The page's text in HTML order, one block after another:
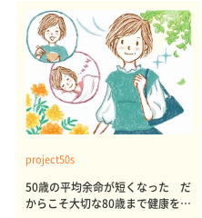
project50s
50歳の平均余命が短くなった だ
からこそ大切な80歳まで健康を保